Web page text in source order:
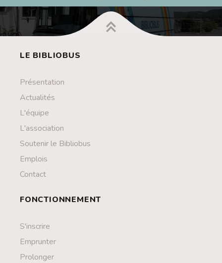
LE BIBLIOBUS
Présentation
Actualités
L'équipe
L'association
Soutenir le Bibliobus
Emplois
Contact
FONCTIONNEMENT
S'inscrire
Emprunter
Prolonger